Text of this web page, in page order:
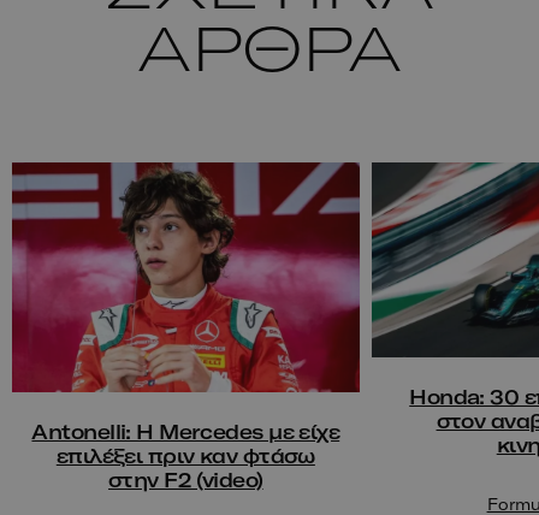
ΑΡΘΡΑ
Antonelli: Η Mercedes με είχε
επιλέξει πριν καν φτάσω
στην F2 (video)
Honda: 30
στον